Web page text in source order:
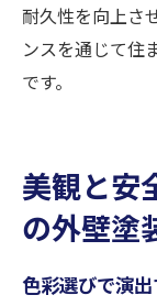
耐久性を向上さ
ンスを通じて住
です。
美観と安
の外壁塗
色彩選びで演